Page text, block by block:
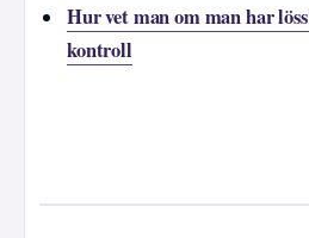
Hur vet man om man har
kontroll